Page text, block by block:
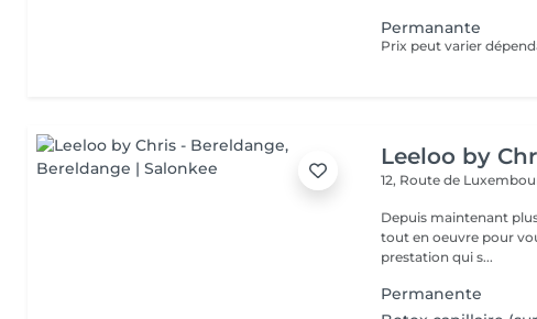
Permanante
Leeloo by
12, Route de
Depuis maintenant
tout en oeuvre pour
prestation qui s...
Permanente